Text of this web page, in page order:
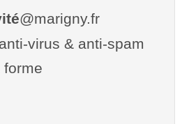
@marigny.fr
virus & anti-spam